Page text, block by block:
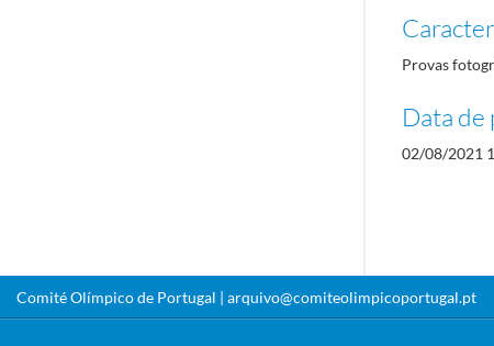
Provas
Data de
02/08/2021
Comité Olímpico de Portugal | arquivo@comiteolimpicoportugal.pt